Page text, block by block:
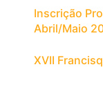
Inscrição
Abril/Maio
XVII